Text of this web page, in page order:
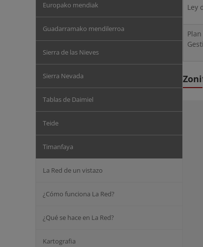
Europako mendiak
Guadarramako mendilerroa
Sierra de las Nieves
Sierra Nevada
Tablas de Daimiel
Teide
Timanfaya
La Red de un vistazo
¿Cómo funciona La Red?
¿Qué se hace en La Red?
Kartografia
Ley